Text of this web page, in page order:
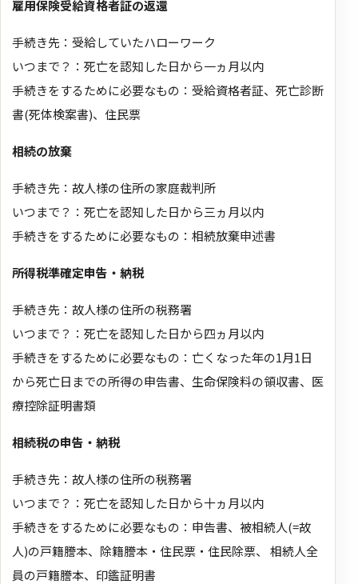
雇用保険受給資格者証の返還
手続き先：受給していたハローワーク
いつまで？：死亡を認知した日から一ヵ月以内
手続きをするために必要なもの：受給資格者証、死亡診断
書(死体検案書)、住民票
相続の放棄
手続き先：故人様の住所の家庭裁判所
いつまで？：死亡を認知した日から三ヵ月以内
手続きをするために必要なもの：相続放棄申述書
所得税準確定申告・納税
手続き先：故人様の住所の税務署
いつまで？：死亡を認知した日から四ヵ月以内
手続きをするために必要なもの：亡くなった年の1月1日
から死亡日までの所得の申告書、生命保険料の領収書、医
療控除証明書類
相続税の申告・納税
手続き先：故人様の住所の税務署
いつまで？：死亡を認知した日から十ヵ月以内
手続きをするために必要なもの：申告書、被相続人(=故
人)の戸籍謄本、除籍謄本・住民票・住民除票、 相続人全
員の戸籍謄本、印鑑証明書